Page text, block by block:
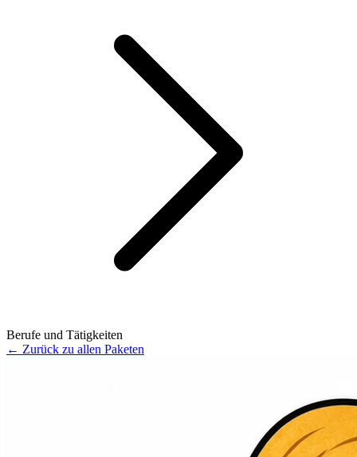
Berufe und Tätigkeiten
← Zurück zu allen Paketen